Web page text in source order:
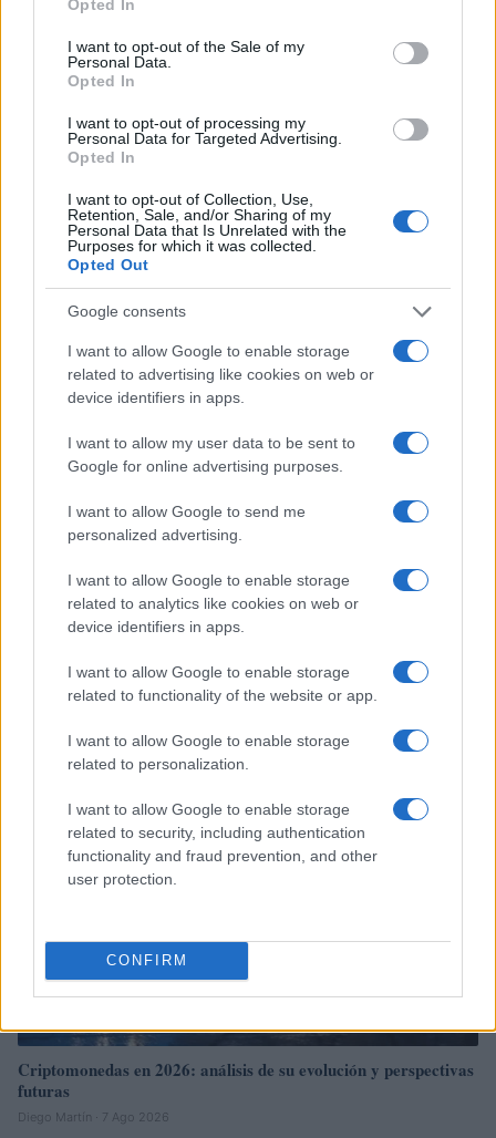
use your data for below specified purposes in below Google
consent section.
Opted In
I want to opt-out of the Sale of my
Personal Data.
Opted In
I want to opt-out of processing my
Personal Data for Targeted Advertising.
Opted In
I want to opt-out of Collection, Use,
Retention, Sale, and/or Sharing of my
Personal Data that Is Unrelated with the
Purposes for which it was collected.
Opted Out
Google consents
I want to allow Google to enable storage
related to advertising like cookies on web or
device identifiers in apps.
I want to allow my user data to be sent to
Google for online advertising purposes.
I want to allow Google to send me
personalized advertising.
I want to allow Google to enable storage
related to analytics like cookies on web or
device identifiers in apps.
I want to allow Google to enable storage
related to functionality of the website or app.
I want to allow Google to enable storage
related to personalization.
I want to allow Google to enable storage
related to security, including authentication
functionality and fraud prevention, and other
user protection.
CONFIRM
Cómo Bitcoin y la IA están transformando la economía global
Diego Martín · 7 Ago 2026
CRIPTOMONEDAS
Edgar Gilberto Fabris Contreras capturado por fraude de 621
mil dólares en inversiones digitales
CRIPTOMONEDAS
Criptomonedas en 2026: análisis de su evolución y perspectivas
futuras
Diego Martín · 7 Ago 2026